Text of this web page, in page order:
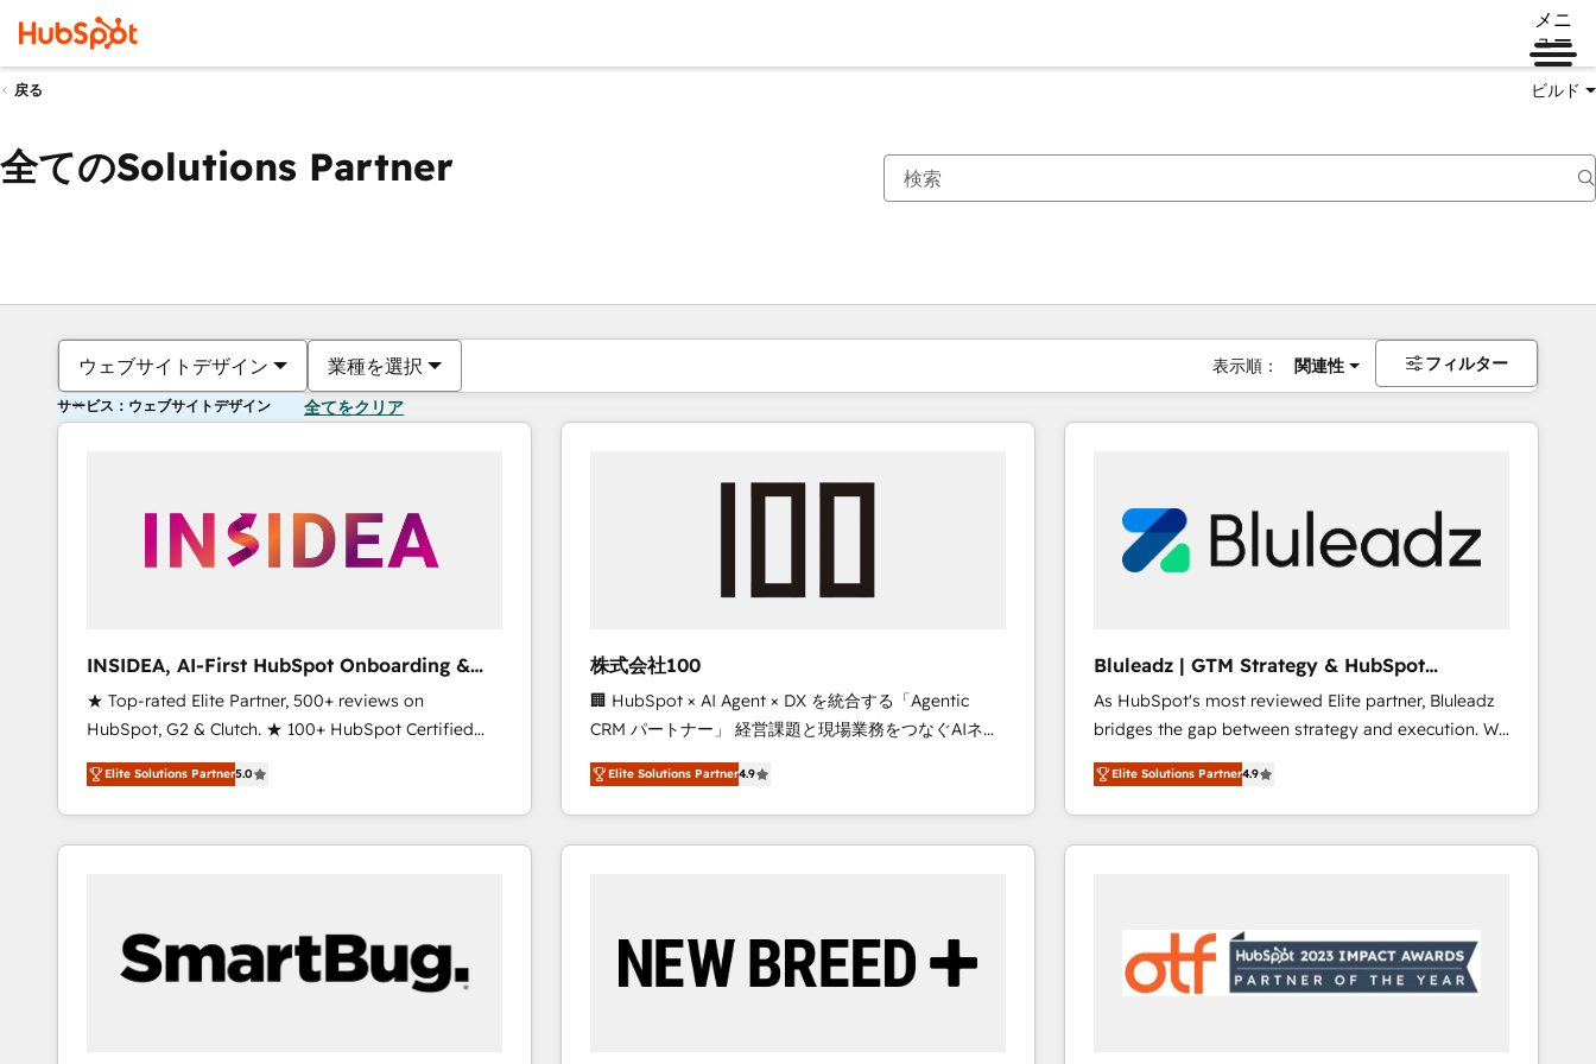
メニ
ュー
戻る ビルド
全てのSolutions Partner
ウェブサイトデザイン 業種を選択 表示順： 関連性 フィルター
サービス：ウェブサイトデザイン 全てをクリア
INSIDEA, AI-First HubSpot Onboarding &
RevOps
★ Top-rated Elite Partner, 500+ reviews on
HubSpot, G2 & Clutch. ★ 100+ HubSpot Certified
Experts & Trainers across the team ★ 1,500+
implementations across five continents ★ AI-First,
RevOps-led, Onboarding obsessed ★ Company of
the Year 2024/25 INSIDEA helps growing companies
workflows that drive adoption from week one, in
your time zone. What we do ➤ Onboarding: Live in
weeks, with workflows built around your business,
Elite Solutions Partner5.0
株式会社100
🏢 HubSpot × AI Agent × DX を統合する「Agentic
CRM パートナー」 経営課題と現場業務をつなぐAIネイ
ティブ・エージェンシーとして、HubSpot Eliteの実装
力で顧客フロント業務を再設計します。 💡 100inc は何
をする会社か？ HubSpotを共通基盤に、AIエージェン
トを組み込んだ顧客フロント業務（マーケティング・営
を、CRMを軸とした全社共通基盤に再構築します。意
思決定者・PMO・現場担当者に並走します。 1️⃣
Elite Solutions Partner4.9
Bluleadz | GTM Strategy & HubSpot
Implementation
As HubSpot's most reviewed Elite partner, Bluleadz
bridges the gap between strategy and execution. We
don't just "set up tools" — we install the GTM
Operating System (GTM OS) to align your leadership
and engineer a portal that drives predictable
revenue velocity. 🚀 GTM Strategy & Alignment
"accelerating a mess." ⚙️ Elite Engineering & AI
Scalable Architecture: Zero-technical-debt setup
across all Hubs, validated by our 7 HubSpot
Elite Solutions Partner4.9
現在の場所ページ
ページページページページページページページページページページ